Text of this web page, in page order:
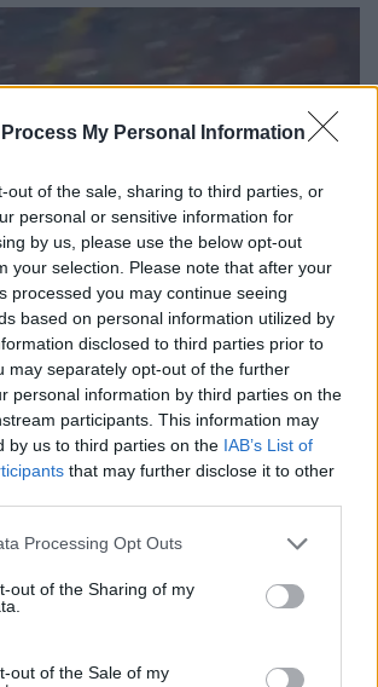
Process My Personal Information
out of the sale, sharing to third parties, or
personal or sensitive information for
by us, please use the below opt-out
your selection. Please note that after your
processed you may continue seeing
based on personal information utilized by
disclosed to third parties prior to
may separately opt-out of the further
personal information by third parties on the
participants. This information may
by us to third parties on the IAB’s List of
that may further disclose it to other
this website/app uses one or more Google
visit or usage behaviour. You may click to
to Google and its third-party tags to
below specified purposes in below Google
Processing Opt Outs
out of the Sharing of my
out of the Sale of my
futballstadion fütyülte ki
Style-t
május 28.